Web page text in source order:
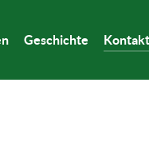
Geschichte Kontakt